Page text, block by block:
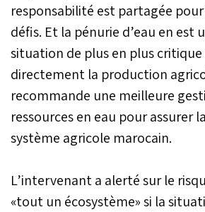
responsabilité est partagée pour
défis. Et la pénurie d’eau en est
situation de plus en plus
directement la production
recommande une meilleure
ressources en eau pour assurer
système agricole marocain.
L’intervenant a alerté sur le
«tout un écosystème» si la